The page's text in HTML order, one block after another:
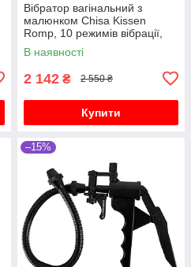
Вібратор вагінальний з
малюнком Chisa Kissen
Romp, 10 режимів вібрації,
чорний
В наявності
2 142 ₴ 2 550 ₴
Купити
–15%